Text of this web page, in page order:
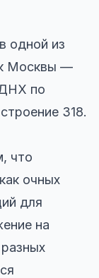
одной из
Москвы —
по
318.
что
очных
для
на